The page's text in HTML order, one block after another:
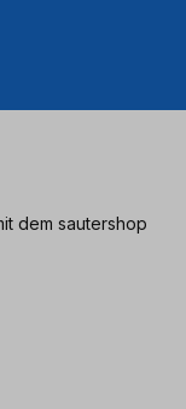
dem sautershop